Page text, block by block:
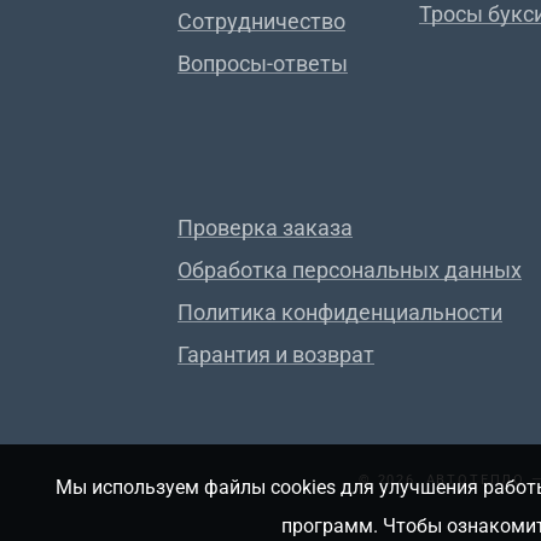
Сотрудничество
Вопросы-ответы
Тросы
Проверка заказа
Обработка персональных данных
Политика конфиденциальности
Гарантия и возврат
© 2026, АВТОТЕПЛО
Мы используем файлы cookies для улучшения
программ. Чтобы